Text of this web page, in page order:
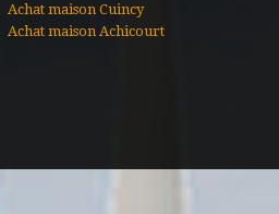
Achat maison Cuincy
Achat maison Achicourt